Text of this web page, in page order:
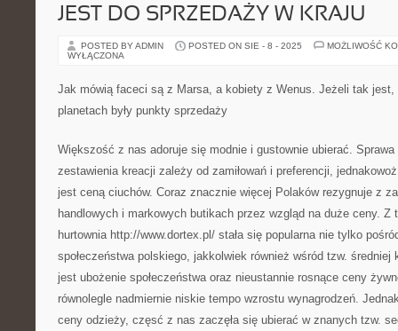
JEST DO SPRZEDAŻY W KRAJU
POSTED BY ADMIN POSTED ON SIE - 8 - 2025
MOŻLIWOŚĆ
WYŁĄCZONA
Jak mówią faceci są z Marsa, a kobiety z Wenus. Jeżeli tak jest,
planetach były punkty sprzedaży
Większość z nas adoruje się modnie i gustownie ubierać. Sprawa
zestawienia kreacji zależy od zamiłowań i preferencji,
jest ceną ciuchów. Coraz znacznie więcej Polaków rezygnuje z
handlowych i markowych butikach przez wzgląd na duże ceny. Z
hurtownia http://www.dortex.pl/ stała się popularna nie tylko
społeczeństwa polskiego, jakkolwiek również wśród tzw.
jest ubożenie społeczeństwa oraz nieustannie rosnące ceny
równolegle nadmiernie niskie tempo wzrostu wynagrodzeń.
ceny odzieży, częsć z nas zaczęła się ubierać w znanych tzw.